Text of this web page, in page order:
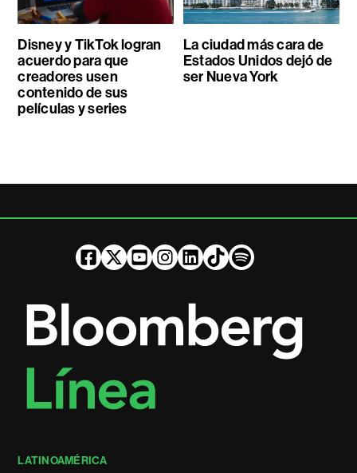
Disney y TikTok logran
acuerdo para que
creadores usen
contenido de sus
películas y series
La ciudad más cara de
Estados Unidos dejó de
ser Nueva York
LATINOAMÉRICA